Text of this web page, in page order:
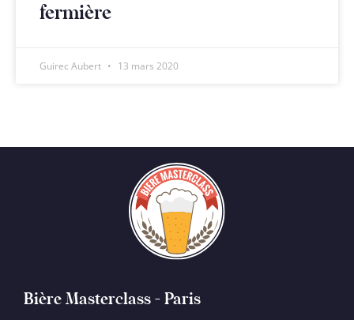
fermière
Guirec Aubert 13 mars 2020
Bière Masterclass - Paris